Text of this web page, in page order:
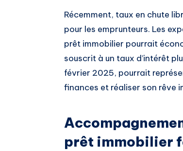
Récemment, taux en chute
pour les emprunteurs. Les
prêt immobilier pourrait
souscrit à un taux d’intérêt
février 2025, pourrait
finances et réaliser son rêve
prêt immobilier